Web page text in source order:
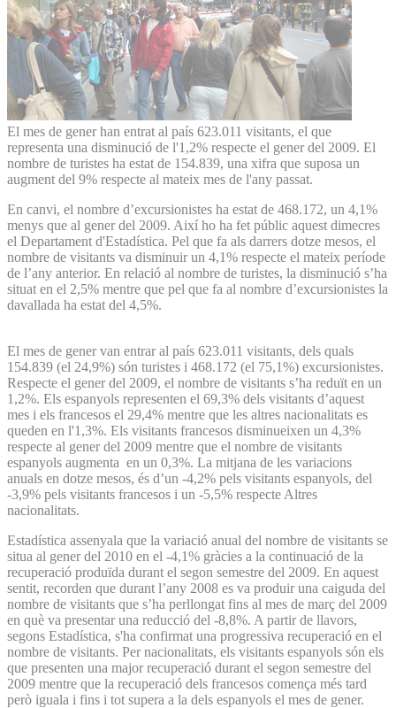
El mes de gener han entrat al país 623.011 visitants, el que
representa una disminució de l'1,2% respecte el gener del 2009. El
nombre de turistes ha estat de 154.839, una xifra que suposa un
augment del 9% respecte al mateix mes de l'any passat.
En canvi, el nombre d’excursionistes ha estat de 468.172, un 4,1%
menys que al gener del 2009. Així ho ha fet públic aquest dimecres
el Departament d'Estadística. Pel que fa als darrers dotze mesos, el
nombre de visitants va disminuir un 4,1% respecte el mateix període
de l’any anterior. En relació al nombre de turistes, la disminució s’ha
situat en el 2,5% mentre que pel que fa al nombre d’excursionistes la
davallada ha estat del 4,5%.
El mes de gener van entrar al país 623.011 visitants, dels quals
154.839 (el 24,9%) són turistes i 468.172 (el 75,1%) excursionistes.
Respecte el gener del 2009, el nombre de visitants s’ha reduït en un
1,2%. Els espanyols representen el 69,3% dels visitants d’aquest
mes i els francesos el 29,4% mentre que les altres nacionalitats es
queden en l'1,3%. Els visitants francesos disminueixen un 4,3%
respecte al gener del 2009 mentre que el nombre de visitants
espanyols augmenta en un 0,3%. La mitjana de les variacions
anuals en dotze mesos, és d’un -4,2% pels visitants espanyols, del
-3,9% pels visitants francesos i un -5,5% respecte Altres
nacionalitats.
Estadística assenyala que la variació anual del nombre de visitants se
situa al gener del 2010 en el -4,1% gràcies a la continuació de la
recuperació produïda durant el segon semestre del 2009. En aquest
sentit, recorden que durant l’any 2008 es va produir una caiguda del
nombre de visitants que s’ha perllongat fins al mes de març del 2009
en què va presentar una reducció del -8,8%. A partir de llavors,
segons Estadística, s'ha confirmat una progressiva recuperació en el
nombre de visitants. Per nacionalitats, els visitants espanyols són els
que presenten una major recuperació durant el segon semestre del
2009 mentre que la recuperació dels francesos comença més tard
però iguala i fins i tot supera a la dels espanyols el mes de gener.